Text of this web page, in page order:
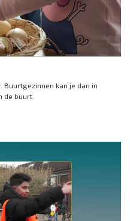
Buurtgezinnen kan je dan in
de buurt.